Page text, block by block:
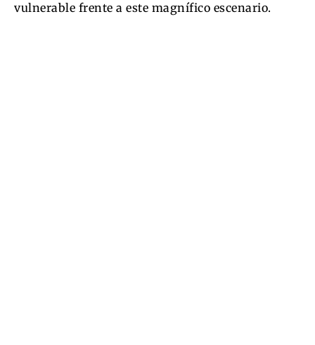
vulnerable frente a este magnífico escenario.